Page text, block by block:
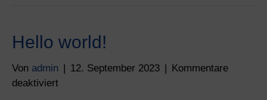
Hello world!
Von admin | 12. September 2023 | Kommentare
deaktiviertfür